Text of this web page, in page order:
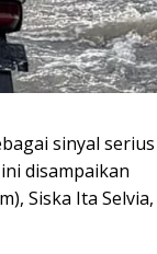
sinyal serius
disampaikan
Siska Ita Selvia,